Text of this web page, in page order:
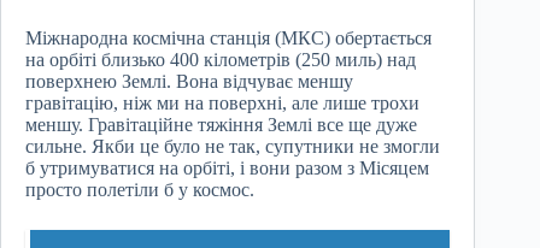
Міжнародна космічна станція (МКС) обертається
на орбіті близько 400 кілометрів (250 миль) над
поверхнею Землі. Вона відчуває меншу
гравітацію, ніж ми на поверхні, але лише трохи
меншу. Гравітаційне тяжіння Землі все ще дуже
сильне. Якби це було не так, супутники не змогли
б утримуватися на орбіті, і вони разом з Місяцем
просто полетіли б у космос.